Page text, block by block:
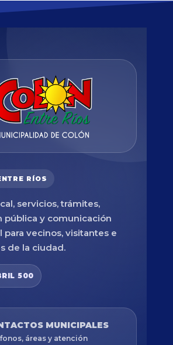
RÍOS
servicios, trámites,
pública y comunicación
para vecinos, visitantes e
de la ciudad.
500
MUNICIPALES
áreas y atención